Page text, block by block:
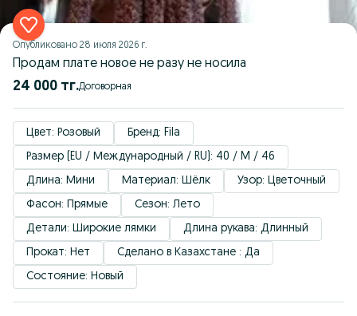
Опубликовано 28 июля 2026 г.
Продам плате новое не разу не носила
24 000 тг. Договорная
Цвет: Розовый
Бренд: Fila
Размер (EU / Международный / RU): 40 / M / 46
Длина: Мини
Материал: Шёлк
Узор: Цветочный
Фасон: Прямые
Сезон: Лето
Детали: Широкие лямки
Длина рукава: Длинный
Прокат: Нет
Сделано в Казахстане : Да
Состояние: Новый